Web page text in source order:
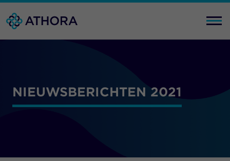
NIEUWSBERICHTEN 2021